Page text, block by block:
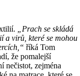
„Prach se skládá
a virů, které se mohou
říká Tom
že pomalejší
nečistot, zejména